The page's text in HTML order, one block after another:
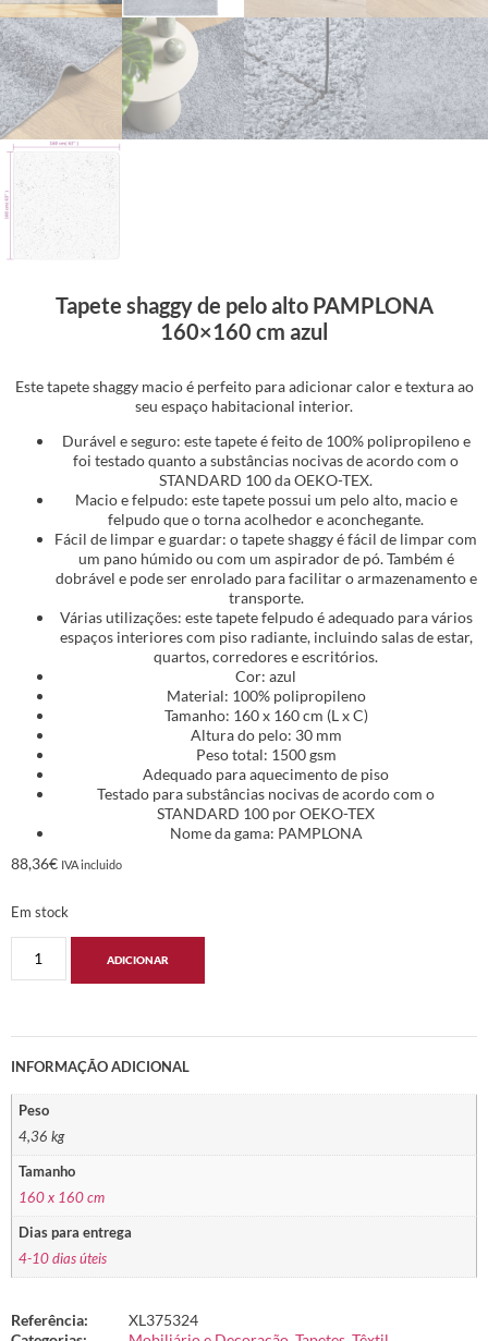
Tapete shaggy de pelo alto PAMPLONA
160×160 cm azul
Este tapete shaggy macio é perfeito para adicionar calor e textura ao
seu espaço habitacional interior.
Durável e seguro: este tapete é feito de 100% polipropileno e
foi testado quanto a substâncias nocivas de acordo com o
STANDARD 100 da OEKO-TEX.
Macio e felpudo: este tapete possui um pelo alto, macio e
felpudo que o torna acolhedor e aconchegante.
Fácil de limpar e guardar: o tapete shaggy é fácil de limpar com
um pano húmido ou com um aspirador de pó. Também é
dobrável e pode ser enrolado para facilitar o armazenamento e
transporte.
Várias utilizações: este tapete felpudo é adequado para vários
espaços interiores com piso radiante, incluindo salas de estar,
quartos, corredores e escritórios.
Cor: azul
Material: 100% polipropileno
Tamanho: 160 x 160 cm (L x C)
Altura do pelo: 30 mm
Peso total: 1500 gsm
Adequado para aquecimento de piso
Testado para substâncias nocivas de acordo com o
STANDARD 100 por OEKO-TEX
Nome da gama: PAMPLONA
88,36€ IVA incluido
Em stock
ADICIONAR
INFORMAÇÃO ADICIONAL
Peso
4,36 kg
Tamanho
160 x 160 cm
Dias para entrega
4-10 dias úteis
Referência:
XL375324